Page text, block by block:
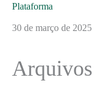
Plataforma
30 de março de 2025
Arquivos